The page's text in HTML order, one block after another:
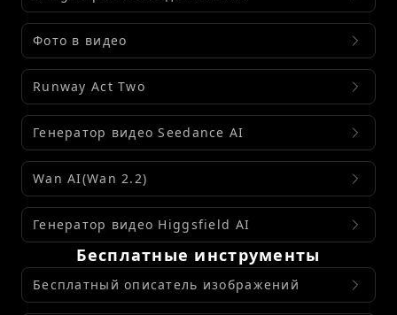
Фото в видео
Runway Act Two
Генератор видео Seedance AI
Wan AI(Wan 2.2)
Генератор видео Higgsfield AI
Бесплатные инструменты
Бесплатный описатель изображений